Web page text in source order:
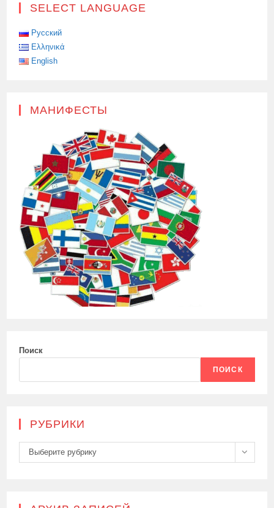
SELECT LANGUAGE
Русский
Ελληνικά
English
МАНИФЕСТЫ
Поиск
ПОИСК
РУБРИКИ
Рубрики
Выберите рубрику